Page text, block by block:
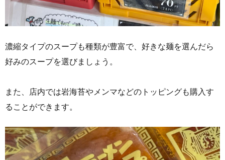
濃縮タイプのスープも種類が豊富で、好きな麺を選んだら
好みのスープを選びましょう。
また、店内では岩海苔やメンマなどのトッピングも購入す
ることができます。